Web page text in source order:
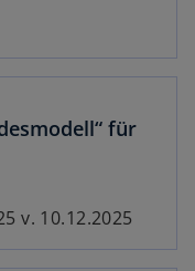
für
v. 10.12.2025